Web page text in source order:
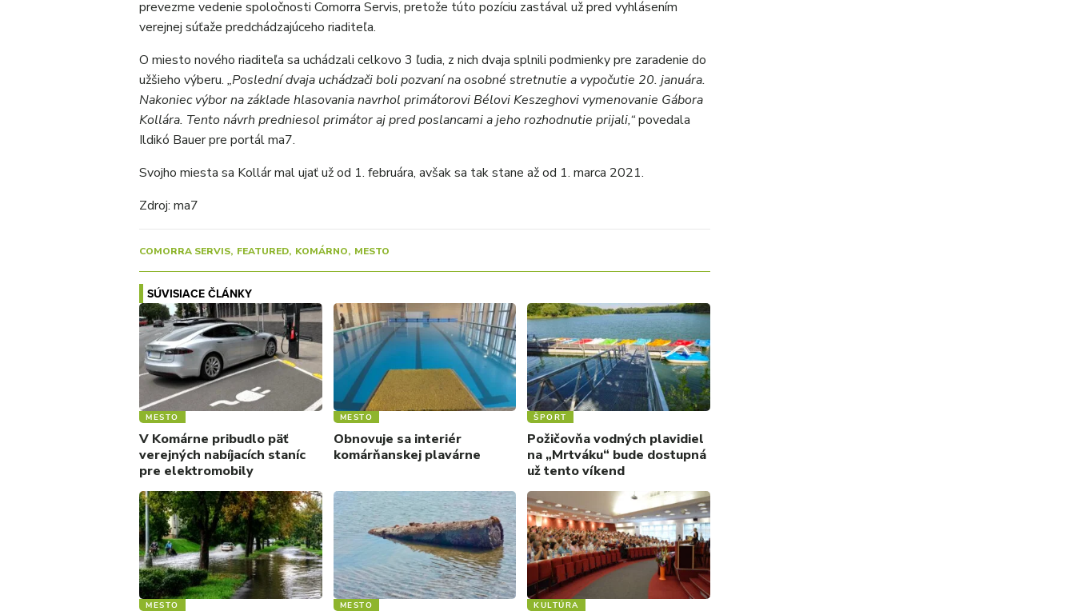
prevezme vedenie spoločnosti Comorra Servis, pretože túto pozíciu zastával už pred vyhlásením
verejnej súťaže predchádzajúceho riaditeľa.
O miesto nového riaditeľa sa uchádzali celkovo 3 ľudia, z nich dvaja splnili podmienky pre zaradenie do
užšieho výberu. „Poslední dvaja uchádzači boli pozvaní na osobné stretnutie a vypočutie 20. januára.
Nakoniec výbor na základe hlasovania navrhol primátorovi Bélovi Keszeghovi vymenovanie Gábora
Kollára. Tento návrh predniesol primátor aj pred poslancami a jeho rozhodnutie prijali,“povedala
Ildikó Bauer pre portál ma7.
Svojho miesta sa Kollár mal ujať už od 1. februára, avšak sa tak stane až od 1. marca 2021.
Zdroj: ma7
COMORRA SERVIS FEATURED KOMÁRNO MESTO
SÚVISIACE ČLÁNKY
MESTO
V Komárne pribudlo päť
verejných nabíjacích staníc
pre elektromobily
MESTO
Obnovuje sa interiér
komárňanskej plavárne
ŠPORT
Požičovňa vodných plavidiel
na „Mrtváku“ bude dostupná
už tento víkend
MESTO MESTO KULTÚRA